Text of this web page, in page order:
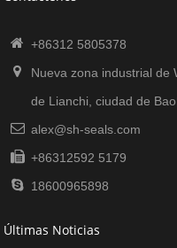
+86312 5805378
Nueva zona industrial de
de Lianchi, ciudad de
alex@sh-seals.com
+86312592 5179
18600965898
Últimas Noticias